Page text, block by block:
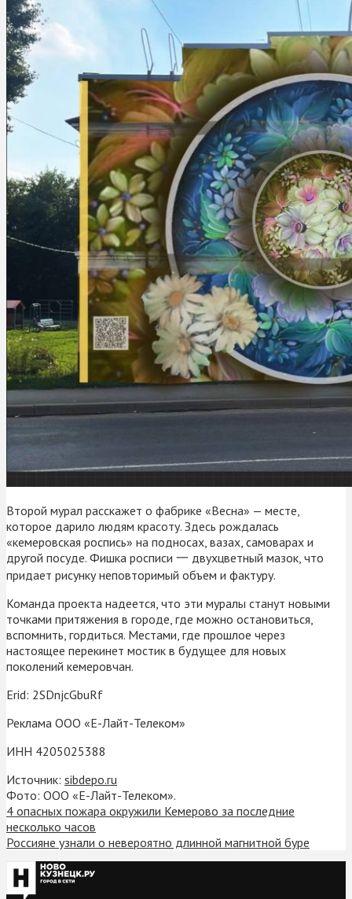
Второй мурал расскажет о фабрике «Весна» — месте,
которое дарило людям красоту. Здесь рождалась
«кемеровская роспись» на подносах, вазах, самоварах и
другой посуде. Фишка росписи 一 двухцветный мазок, что
придает рисунку неповторимый объем и фактуру.
Команда проекта надеется, что эти муралы станут новыми
точками притяжения в городе, где можно остановиться,
вспомнить, гордиться. Местами, где прошлое через
настоящее перекинет мостик в будущее для новых
поколений кемеровчан.
Erid: 2SDnjcGbuRf
Реклама ООО «Е-Лайт-Телеком»
ИНН 4205025388
Источник: sibdepo.ru
Фото: ООО «Е-Лайт-Телеком».
4 опасных пожара окружили Кемерово за последние
несколько часов
Россияне узнали о невероятно длинной магнитной буре